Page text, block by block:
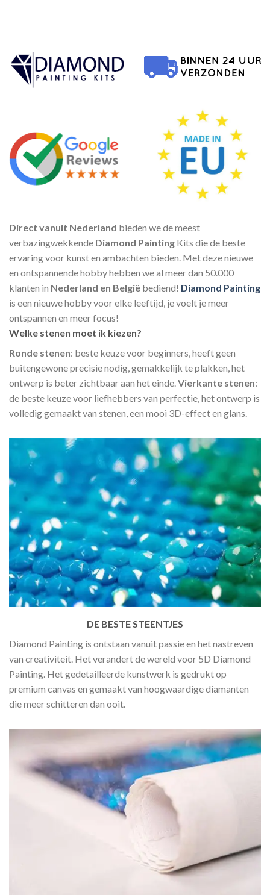
Direct vanuit Nederland bieden we de meest
verbazingwekkende Diamond Painting Kits die de beste
ervaring voor kunst en ambachten bieden. Met deze nieuwe
en ontspannende hobby hebben we al meer dan 50.000
klanten in Nederland en België bediend! Diamond Painting
is een nieuwe hobby voor elke leeftijd, je voelt je meer
ontspannen en meer focus!
Welke stenen moet ik kiezen?
Ronde stenen: beste keuze voor beginners, heeft geen
buitengewone precisie nodig, gemakkelijk te plakken, het
ontwerp is beter zichtbaar aan het einde.Vierkante stenen:
de beste keuze voor liefhebbers van perfectie, het ontwerp is
volledig gemaakt van stenen, een mooi 3D-effect en glans.
DE BESTE STEENTJES
Diamond Painting is ontstaan vanuit passie en het nastreven
van creativiteit. Het verandert de wereld voor 5D Diamond
Painting. Het gedetailleerde kunstwerk is gedrukt op
premium canvas en gemaakt van hoogwaardige diamanten
die meer schitteren dan ooit.